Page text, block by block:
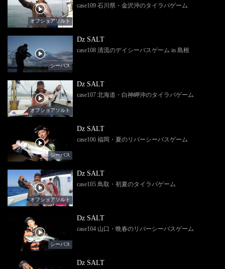
オフショアソルト
case109 石川県・金沢沖のタイラバゲーム
シーバス
Dz SALT
case108 清流のデイシーバスゲーム in 島根
オフショアソルト
Dz SALT
case107 北海道・白神岬沖のタイラバゲーム
シーバス
Dz SALT
case106 福岡・夏のリバーシーバスゲーム
オフショアソルト
Dz SALT
case105 鳥取・初夏のタイラバゲーム
シーバス
Dz SALT
case104 山口・晩春のリバーシーバスゲーム
Dz SALT